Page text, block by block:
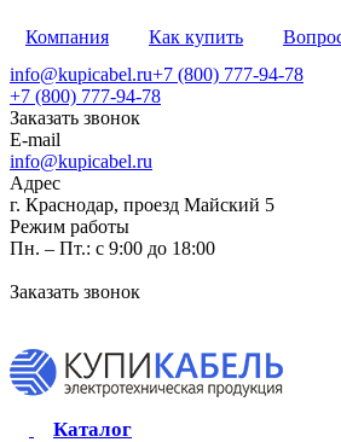
Компания Как купить
info@kupicabel.ru+7 (800) 777-94-78
+7 (800) 777-94-78
Заказать звонок
E-mail
info@kupicabel.ru
Адрес
г. Краснодар, проезд Майский 5
Режим работы
Пн. – Пт.: с 9:00 до 18:00
Заказать звонок
Каталог